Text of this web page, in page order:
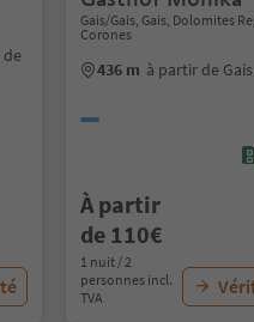
de
Gais/Gais, Gais, Dolomites
Corones
436 m à partir de
À partir
de 110€
1 nuit / 2
personnes incl.
TVA